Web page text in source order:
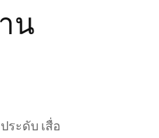
น
ระดับ เสื่อ